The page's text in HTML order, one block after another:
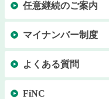
任意継続のご案内
マイナンバー制度
よくある質問
FiNC